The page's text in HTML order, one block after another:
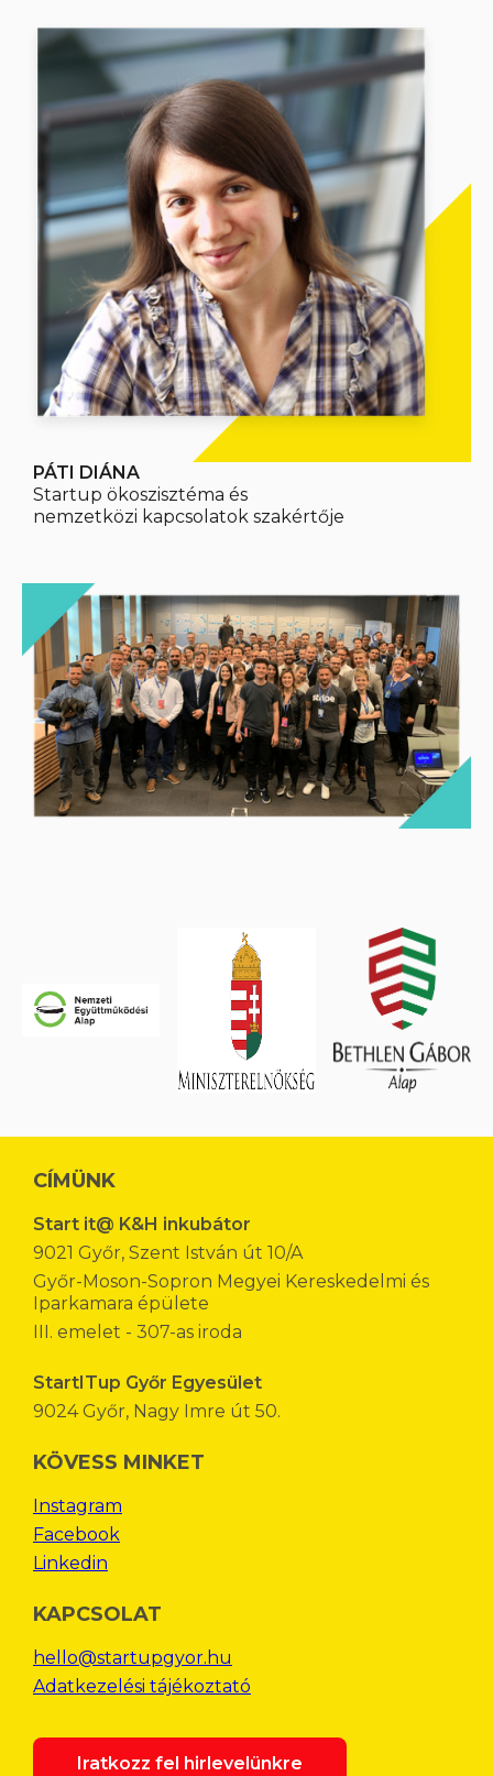
PÁTI DIÁNA
Startup ökoszisztéma és
nemzetközi kapcsolatok szakértője
CÍMÜNK
Start it@ K&H inkubátor
9021 Győr, Szent István út 10/A
Győr-Moson-Sopron Megyei Kereskedelmi és
Iparkamara épülete
III. emelet - 307-as iroda
StartITup Győr Egyesület
9024 Győr, Nagy Imre út 50.
KÖVESS MINKET
Instagram
Facebook
Linkedin
KAPCSOLAT
hello@startupgyor.hu
Adatkezelési tájékoztató
Iratkozz fel hirlevelünkre